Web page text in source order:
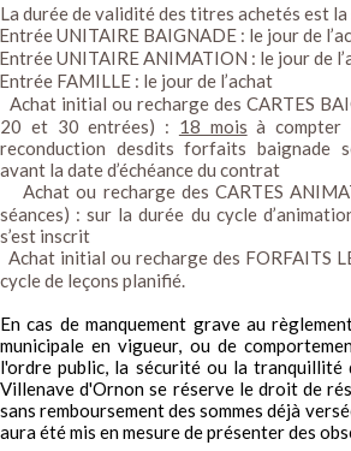
La durée de validité des titres achetés est
Entrée UNITAIRE BAIGNADE : le jour de
Entrée UNITAIRE ANIMATION : le jour de
Entrée FAMILLE : le jour de l’achat
Achat initial ou recharge des CARTES
20 et 30 entrées) : 18 mois à compter
reconduction desdits forfaits baignade
avant la date d’échéance du contrat
Achat ou recharge des CARTES
séances) : sur la durée du cycle
s’est inscrit
Achat initial ou recharge des FORFAITS
cycle de leçons planifié.
En cas de manquement grave au
municipale en vigueur, ou de
l'ordre public, la sécurité ou la tranquillité
Villenave d'Ornon se réserve le droit de
sans remboursement des sommes déjà
aura été mis en mesure de présenter des